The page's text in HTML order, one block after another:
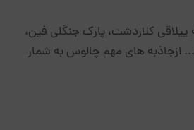
کلاردشت، پارک جنگلی فین،
ازجاذبه های مهم چالوس به شمار